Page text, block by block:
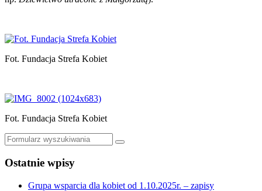
Fot. Fundacja Strefa Kobiet
Fot. Fundacja Strefa Kobiet
Szukaj
Ostatnie wpisy
Grupa wsparcia dla kobiet od 1.10.2025r. – zapisy